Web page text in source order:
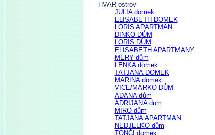
HVAR ostrov
JULIA domek
ELISABETH DOMEK
LORIS APARTMAN
DINKO DŮM
LORIS DŮM
ELISABETH APARTMANY
MERY dům
LENKA domek
TATJANA DOMEK
MARINA domek
VICE/MARKO DŮM
ADANA dům
ADRIJANA dům
MIRO dům
TATJANA APARTMAN
NEDJELKO dům
TONČI domek